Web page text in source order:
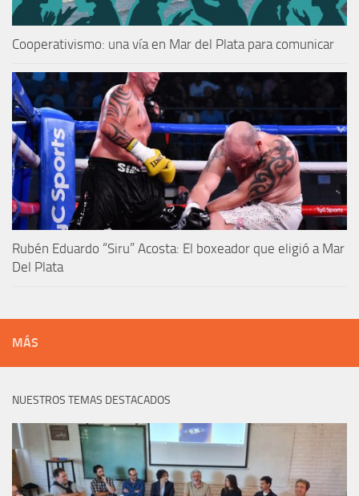
Cooperativismo: una vía en Mar del Plata para comunicar
Rubén Eduardo “Siru” Acosta: El boxeador que eligió a Mar
Del Plata
MÁS
NUESTROS TEMAS DESTACADOS